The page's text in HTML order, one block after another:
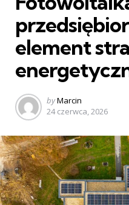
element
Posted
by
byMarcin
24 czerwca, 2026